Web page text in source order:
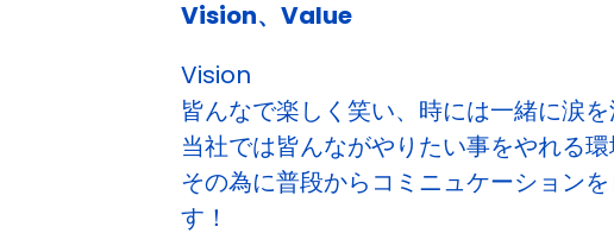
Vision、Value
Vision
皆んなで楽しく笑い、時には一緒に涙
当社では皆んながやりたい事をやれる
その為に普段からコミニュケーション
す！